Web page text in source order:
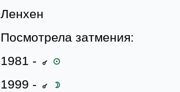
Ленхен
Посмотрела затмения:
1981 -
1999 -